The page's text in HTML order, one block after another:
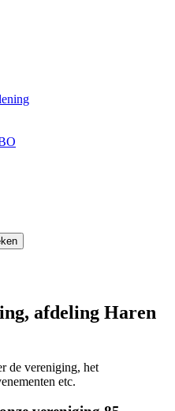
Haren e.o.
afdeling Haren
de vereniging, het
etc.